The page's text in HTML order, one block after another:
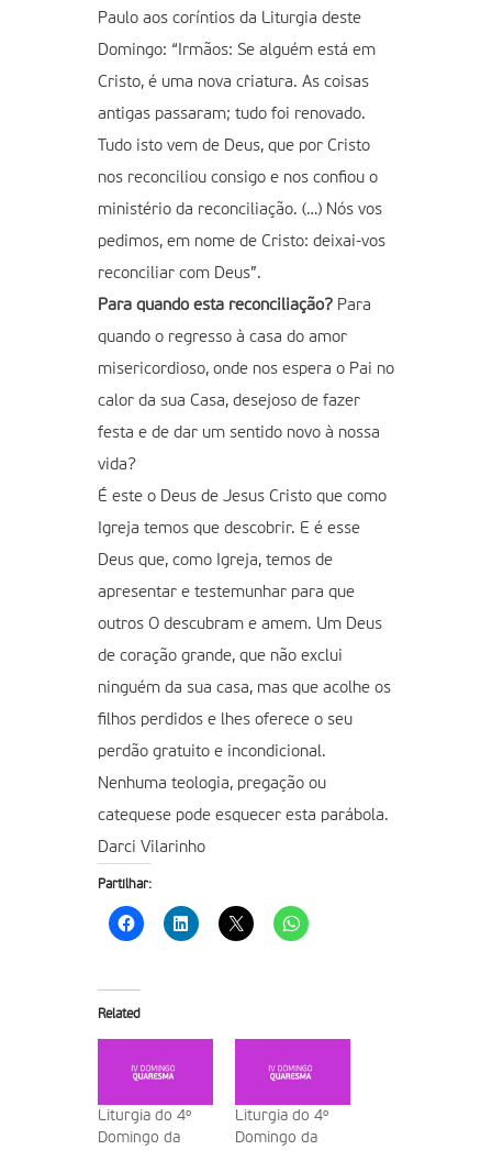
Paulo aos coríntios da Liturgia deste
Domingo: “Irmãos: Se alguém está em
Cristo, é uma nova criatura. As coisas
antigas passaram; tudo foi renovado.
Tudo isto vem de Deus, que por Cristo
nos reconciliou consigo e nos confiou o
ministério da reconciliação. (…) Nós vos
pedimos, em nome de Cristo: deixai-vos
reconciliar com Deus”.
Para quando esta reconciliação? Para
quando o regresso à casa do amor
misericordioso, onde nos espera o Pai no
calor da sua Casa, desejoso de fazer
festa e de dar um sentido novo à nossa
vida?
É este o Deus de Jesus Cristo que como
Igreja temos que descobrir. E é esse
Deus que, como Igreja, temos de
apresentar e testemunhar para que
outros O descubram e amem. Um Deus
de coração grande, que não exclui
ninguém da sua casa, mas que acolhe os
filhos perdidos e lhes oferece o seu
perdão gratuito e incondicional.
Nenhuma teologia, pregação ou
catequese pode esquecer esta parábola.
Darci Vilarinho
Partilhar:
Related
Liturgia do 4º
Domingo da
Liturgia do 4º
Domingo da